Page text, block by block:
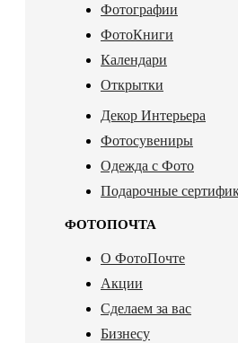
Фотографии
ФотоКниги
Календари
Открытки
Декор Интерьера
Фотосувениры
Одежда с Фото
Подарочные
ФОТОПОЧТА
О ФотоПочте
Акции
Сделаем за вас
Бизнесу